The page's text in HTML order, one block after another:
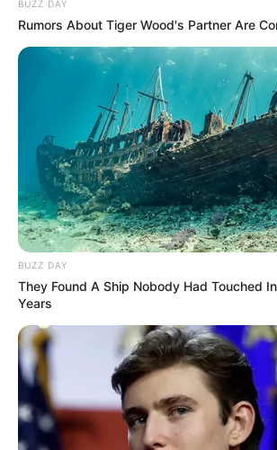
BUZZ DAY
Rumors About Tiger Wood's Partner Are
BUZZ DAY
They Found A Ship Nobody Had Touched
Years